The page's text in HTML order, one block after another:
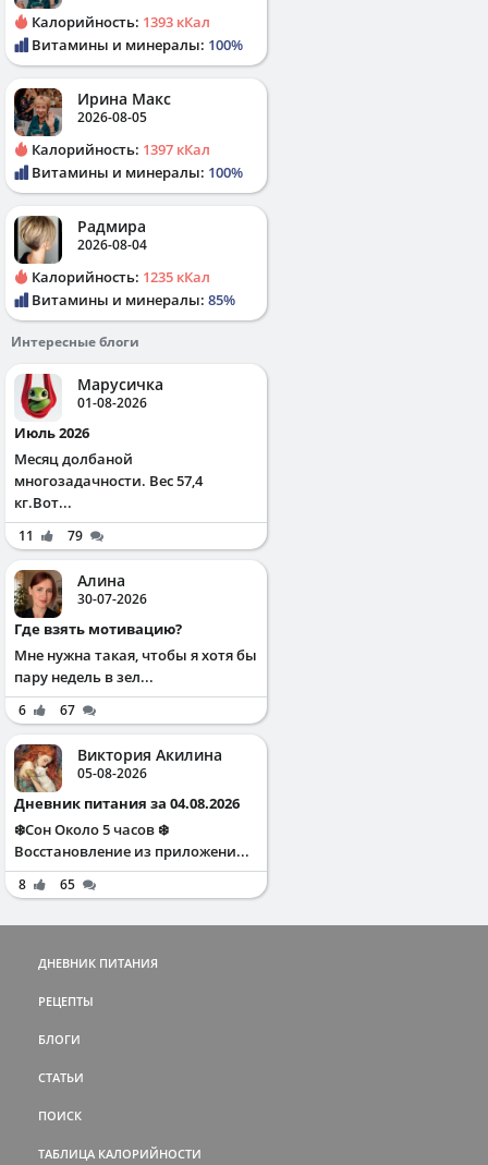
Калорийность: 1393 кКал
Витамины и минералы: 100%
Ирина Макс
2026-08-05
Калорийность: 1397 кКал
Витамины и минералы: 100%
Радмира
2026-08-04
Калорийность: 1235 кКал
Витамины и минералы: 85%
Интересные блоги
Марусичка
01-08-2026
Июль 2026
Месяц долбаной
многозадачности. Вес 57,4
кг.Вот...
11 79
Алина
30-07-2026
Где взять мотивацию?
Мне нужна такая, чтобы я хотя бы
пару недель в зел...
6 67
Виктория Акилина
05-08-2026
Дневник питания за 04.08.2026
❄️Сон Около 5 часов ❄️
Восстановление из приложени...
8 65
ДНЕВНИК ПИТАНИЯ
РЕЦЕПТЫ
БЛОГИ
СТАТЬИ
ПОИСК
ТАБЛИЦА КАЛОРИЙНОСТИ